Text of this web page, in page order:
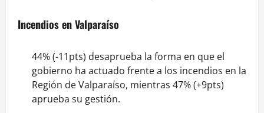
Incendios en Valparaíso
44% (-11pts) desaprueba la forma en que el
gobierno ha actuado frente a los incendios en la
Región de Valparaíso, mientras 47% (+9pts)
aprueba su gestión.